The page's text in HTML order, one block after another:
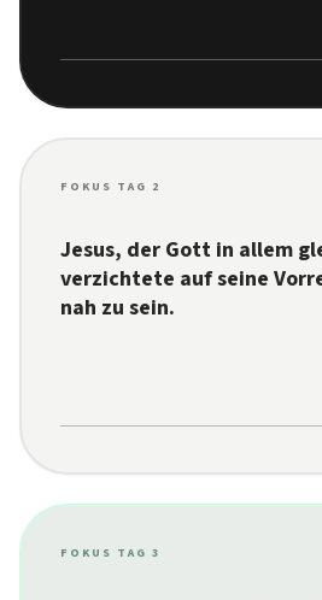
FOKUS TAG 2
Jesus, der Gott in allem
verzichtete auf seine
nah zu sein.
FOKUS TAG 3